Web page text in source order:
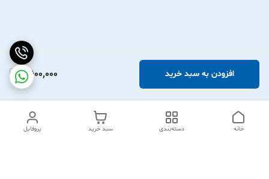
2,600,000 افزودن به سبد خرید
پروفایل سبد خرید دسته‌بندی خانه